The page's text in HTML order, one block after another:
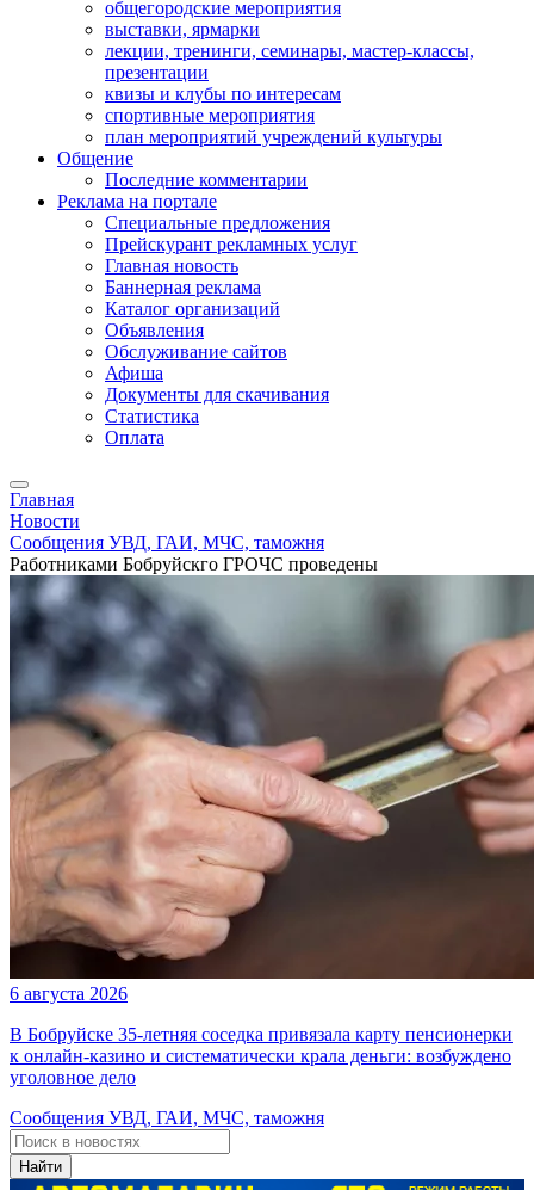
общегородские мероприятия
выставки, ярмарки
лекции, тренинги, семинары, мастер-классы,
презентации
квизы и клубы по интересам
спортивные мероприятия
план мероприятий учреждений культуры
Общение
Последние комментарии
Реклама на портале
Специальные предложения
Прейскурант рекламных услуг
Главная новость
Баннерная реклама
Каталог организаций
Объявления
Обслуживание сайтов
Афиша
Документы для скачивания
Статистика
Оплата
Главная
Новости
Сообщения УВД, ГАИ, МЧС, таможня
Работниками Бобруйскго ГРОЧС проведены
6 августа 2026
В Бобруйске 35-летняя соседка привязала карту пенсионерки
к онлайн-казино и систематически крала деньги: возбуждено
уголовное дело
Сообщения УВД, ГАИ, МЧС, таможня
Найти